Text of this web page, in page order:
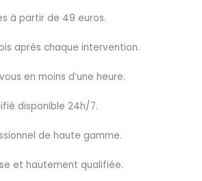
à partir de 49 euros.
après chaque intervention.
en moins d’une heure.
disponible 24h/7.
de haute gamme.
et hautement qualifiée.